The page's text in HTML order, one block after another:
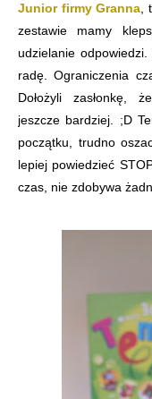
Junior firmy Granna
zestawie mamy
udzielanie
radę. Ograniczenia
Dołożyli zasłonkę,
jeszcze bardziej. ;D
początku, trudno
lepiej powiedzieć
czas, nie zdobywa